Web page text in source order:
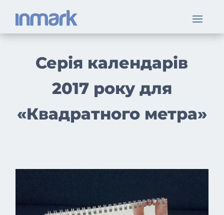
Серія календарів
2017 року для
«Квадратного метра»